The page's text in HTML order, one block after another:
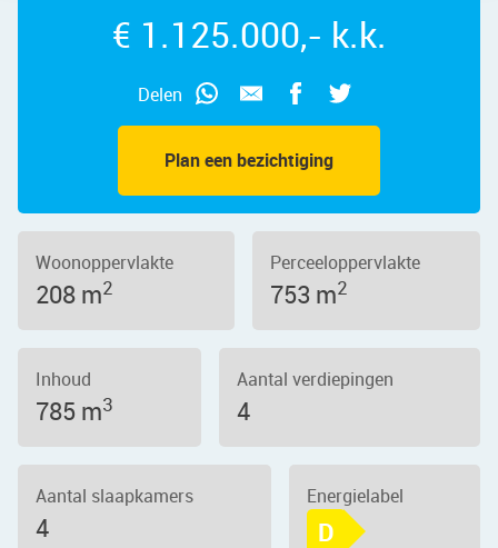
Plan een bezichtiging
Delen
€ 1.125.000,- k.k.
Woonoppervlakte
208 m2
Perceeloppervlakte
753 m2
Inhoud
785 m3
Aantal verdiepingen
4
Aantal slaapkamers
4
Energielabel
D